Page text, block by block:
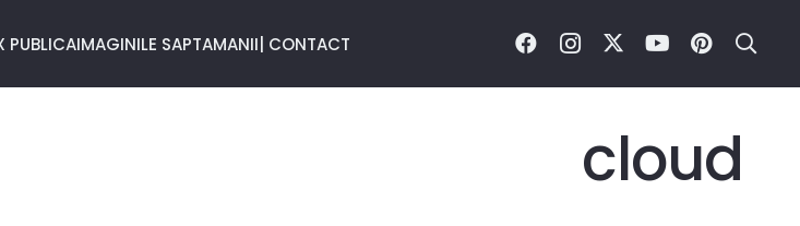
PUBLICAIMAGINILE SAPTAMANII| CONTACT
cloud